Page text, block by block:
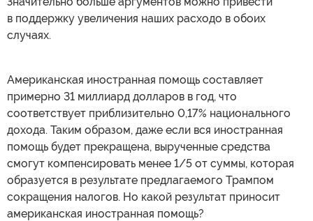
в поддержку увеличения наших расходо в обоих
случаях.
Американская иностранная помощь составляет
примерно 31 миллиард долларов в год, что
соответствует приблизительно 0,17% национального
дохода. Таким образом, даже если вся иностранная
помощь будет прекращена, вырученные средства
смогут компенсировать менее 1/5 от суммы, которая
образуется в результате предлагаемого Трампом
сокращения налогов. Но какой результат приносит
американская иностранная помощь?